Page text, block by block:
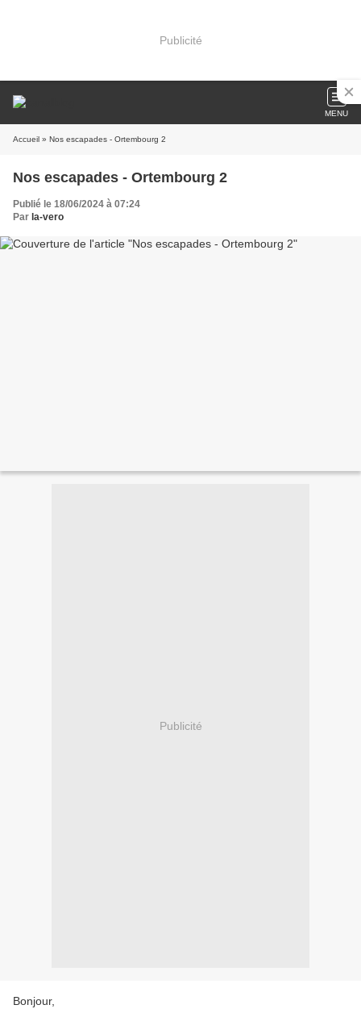
Publicité
MENU
Accueil » Nos escapades - Ortembourg 2
Nos escapades - Ortembourg 2
Publié le 18/06/2024 à 07:24
Par la-vero
Publicité
Bonjour,